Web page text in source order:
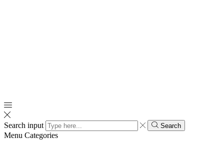
Search input Search
Menu Categories